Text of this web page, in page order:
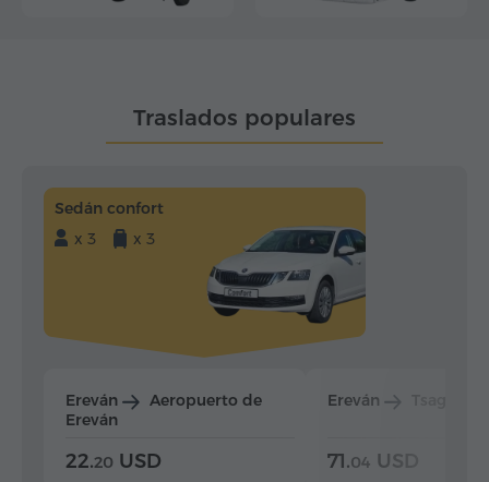
Traslados populares
Sedán confort
x 3
x 3
Ereván
Aeropuerto de
Ereván
22.20 USD
Ereván
71.04 USD